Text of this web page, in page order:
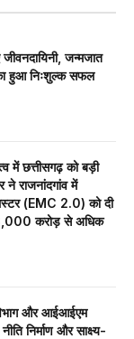
जन्मजात
हुआ निःशुल्क सफल
में छत्तीसगढ़ को बड़ी
ने राजनांदगांव में
(EMC 2.0) को दी
करोड़ से अधिक
और आईआईएम
निर्माण और साक्ष्य-